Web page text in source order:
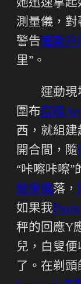
她迅速拿
測量儀，
警告電動升
里”。
運動現
圍布亞梭
西，就組建
開合間，隨
“咔嚓咔嚓”
統傢俱落，
如果我
秤的回應Y
兒，白叟
了。在剃